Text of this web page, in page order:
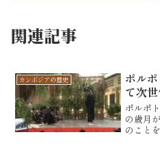
関連記事
カンボジアの歴史
ポル
て次
ポルポ
の歳月
のこと